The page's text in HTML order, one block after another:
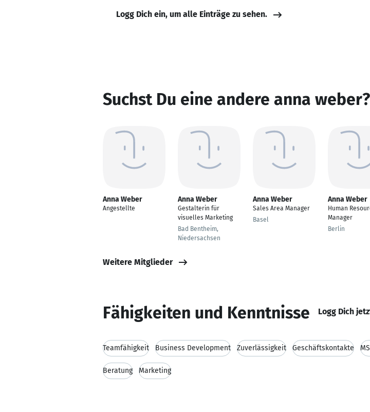
Logg Dich ein, um alle Einträge zu sehen.
Suchst Du eine andere anna weber?
Anna Weber
Angestellte
Anna Weber
Gestalterin für
visuelles Marketing
Bad Bentheim,
Niedersachsen
Anna Weber
Sales Area Manager
Basel
Anna Weber
Human
Manager
Berlin
Weitere Mitglieder
Fähigkeiten und Kenntnisse Logg Dich
Teamfähigkeit Business Development Zuverlässigkeit Geschäftskontakte
Beratung Marketing